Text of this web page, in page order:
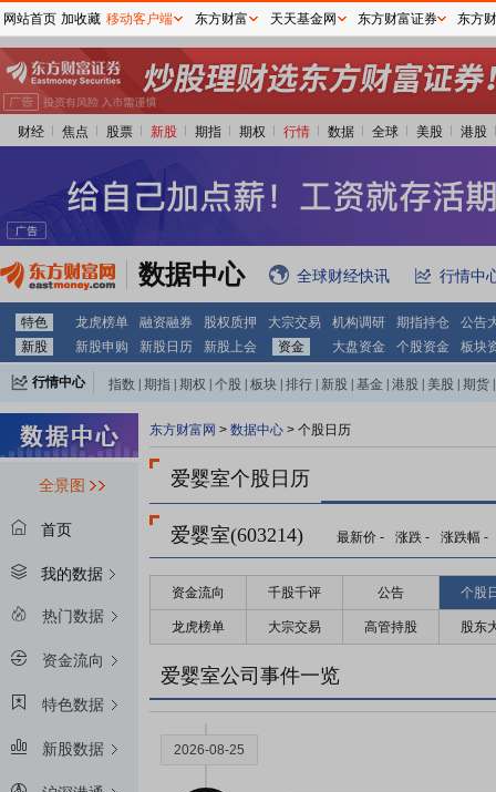
财经 焦点 股票 新股 期指 期权 行情 数据 全球 美股 港股
数据中心 全球财经快讯 行情中
特色 龙虎榜单 融资融券 股权质押 大宗交易 机构调研 期指持仓
公告
新股
新股申购 新股日历 新股上会 资金 大盘资金 个股资金 板块
行情中心 指数 期指 期权 个股 板块 排行 新股 基金 港股 美股 期货
全景图
首页
我的数据
热门数据
资金流向
特色数据
新股数据
东方财富网 > 数据中心 > 个股日历
爱婴室个股日历
爱婴室(603214) 最新价 - 涨跌 - 涨跌幅 -
资金流向 千股千评 公告 个股
龙虎榜单 大宗交易 高管持股 股东
爱婴室公司事件一览
2026-08-25
网站首页 加收藏 移动客户端 东方财富 天天基金网 东方财富证券 东方